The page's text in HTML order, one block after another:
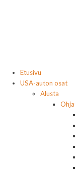
Etusivu
USA-auton osat
Alusta